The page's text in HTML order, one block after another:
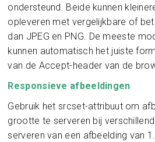
ondersteund. Beide kunnen
opleveren met vergelijkbare of
dan JPEG en PNG. De meeste
kunnen automatisch het juiste
van de Accept-header van de
Responsieve afbeeldingen
Gebruik het srcset-attribuut om
grootte te serveren bij
serveren van een afbeelding van